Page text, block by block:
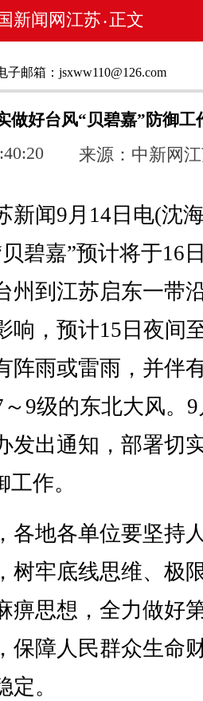
新闻网江苏 • 正文
子邮箱：jsxww110@126.com
做好台风“贝碧嘉”防御工
来源：中新网
闻9月14日电(沈
碧嘉”预计将于16
州到江苏启东一带
响，预计15日夜间
阵雨或雷雨，并伴
9级的东北大风。9
发出通知，部署切
作。
地各单位要坚持
树牢底线思维、极
痹思想，全力做好
保障人民群众生命
。